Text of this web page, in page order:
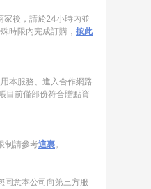
家後，請於24小時內並
時限內完成訂購， 按此
本服務、進入合作網路
目前僅部份符合贈點資
制請參考這裏。
同意本公司向第三方服